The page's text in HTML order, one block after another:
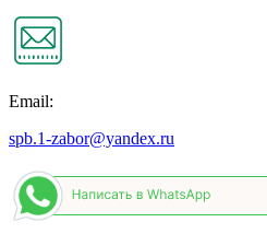
Email:
spb.1-zabor@yandex.ru